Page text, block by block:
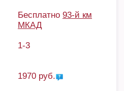
Бесплатно 93-й км
МКАД
1-3
1970 руб.